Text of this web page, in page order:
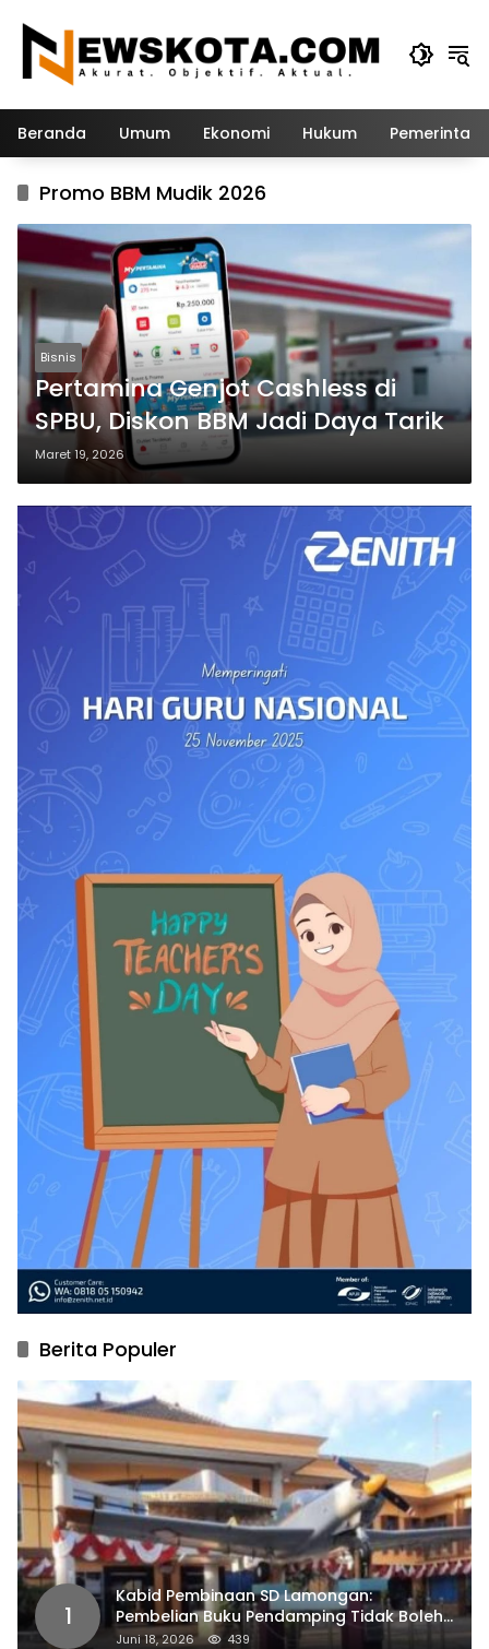
konten
Beranda Umum Ekonomi Hukum
Promo BBM Mudik 2026
Bisnis
Pertamina Genjot Cashless di
SPBU, Diskon BBM Jadi Daya Tarik
Maret 19, 2026
Berita Populer
1
Kabid Pembinaan SD Lamongan:
Pembelian Buku Pendamping Tidak Boleh
Dipaksakan
Juni 18, 2026 439